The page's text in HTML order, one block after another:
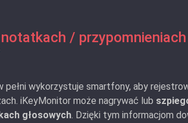
/
pełni wykorzystuje smartfony, aby
iKeyMonitor może nagrywać lub
głosowych. Dzięki tym informacjom